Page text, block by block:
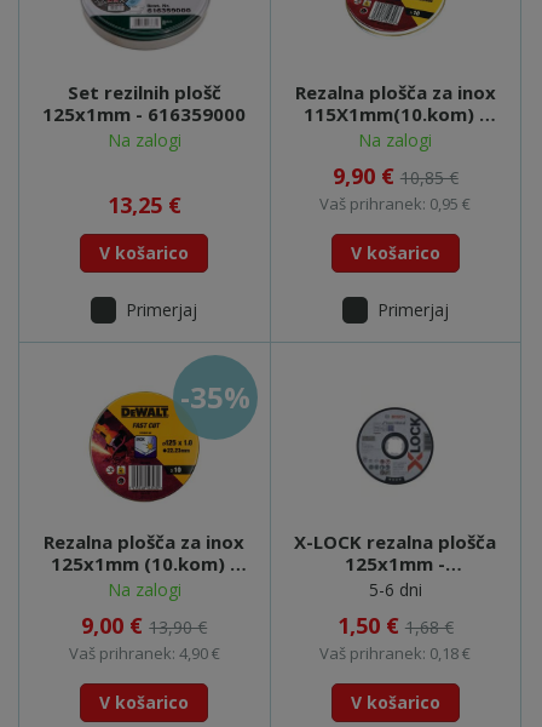
Set rezilnih plošč
125x1mm - 616359000
Na zalogi
13,25 €
V košarico
Primerjaj
Rezalna plošča za inox
115X1mm(10.kom) -
DT3506
Na zalogi
9,90 € 10,85 €
Vaš prihranek: 0,95 €
V košarico
Primerjaj
Rezalna plošča za inox
125x1mm (10.kom) -
DT3507
Na zalogi
9,00 €13,90 €
Vaš prihranek: 4,90 €
V košarico
-35%
X-LOCK rezalna plošča
125x1mm -
2608619264
5-6 dni
1,50 € 1,68 €
Vaš prihranek: 0,18 €
V košarico